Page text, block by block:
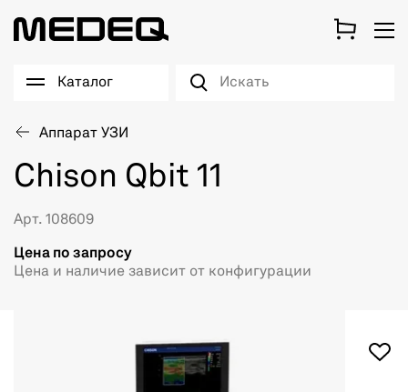
Каталог
Аппарат УЗИ
Chison Qbit 11
Арт. 108609
Цена по запросу
Цена и наличие зависит от конфигурации